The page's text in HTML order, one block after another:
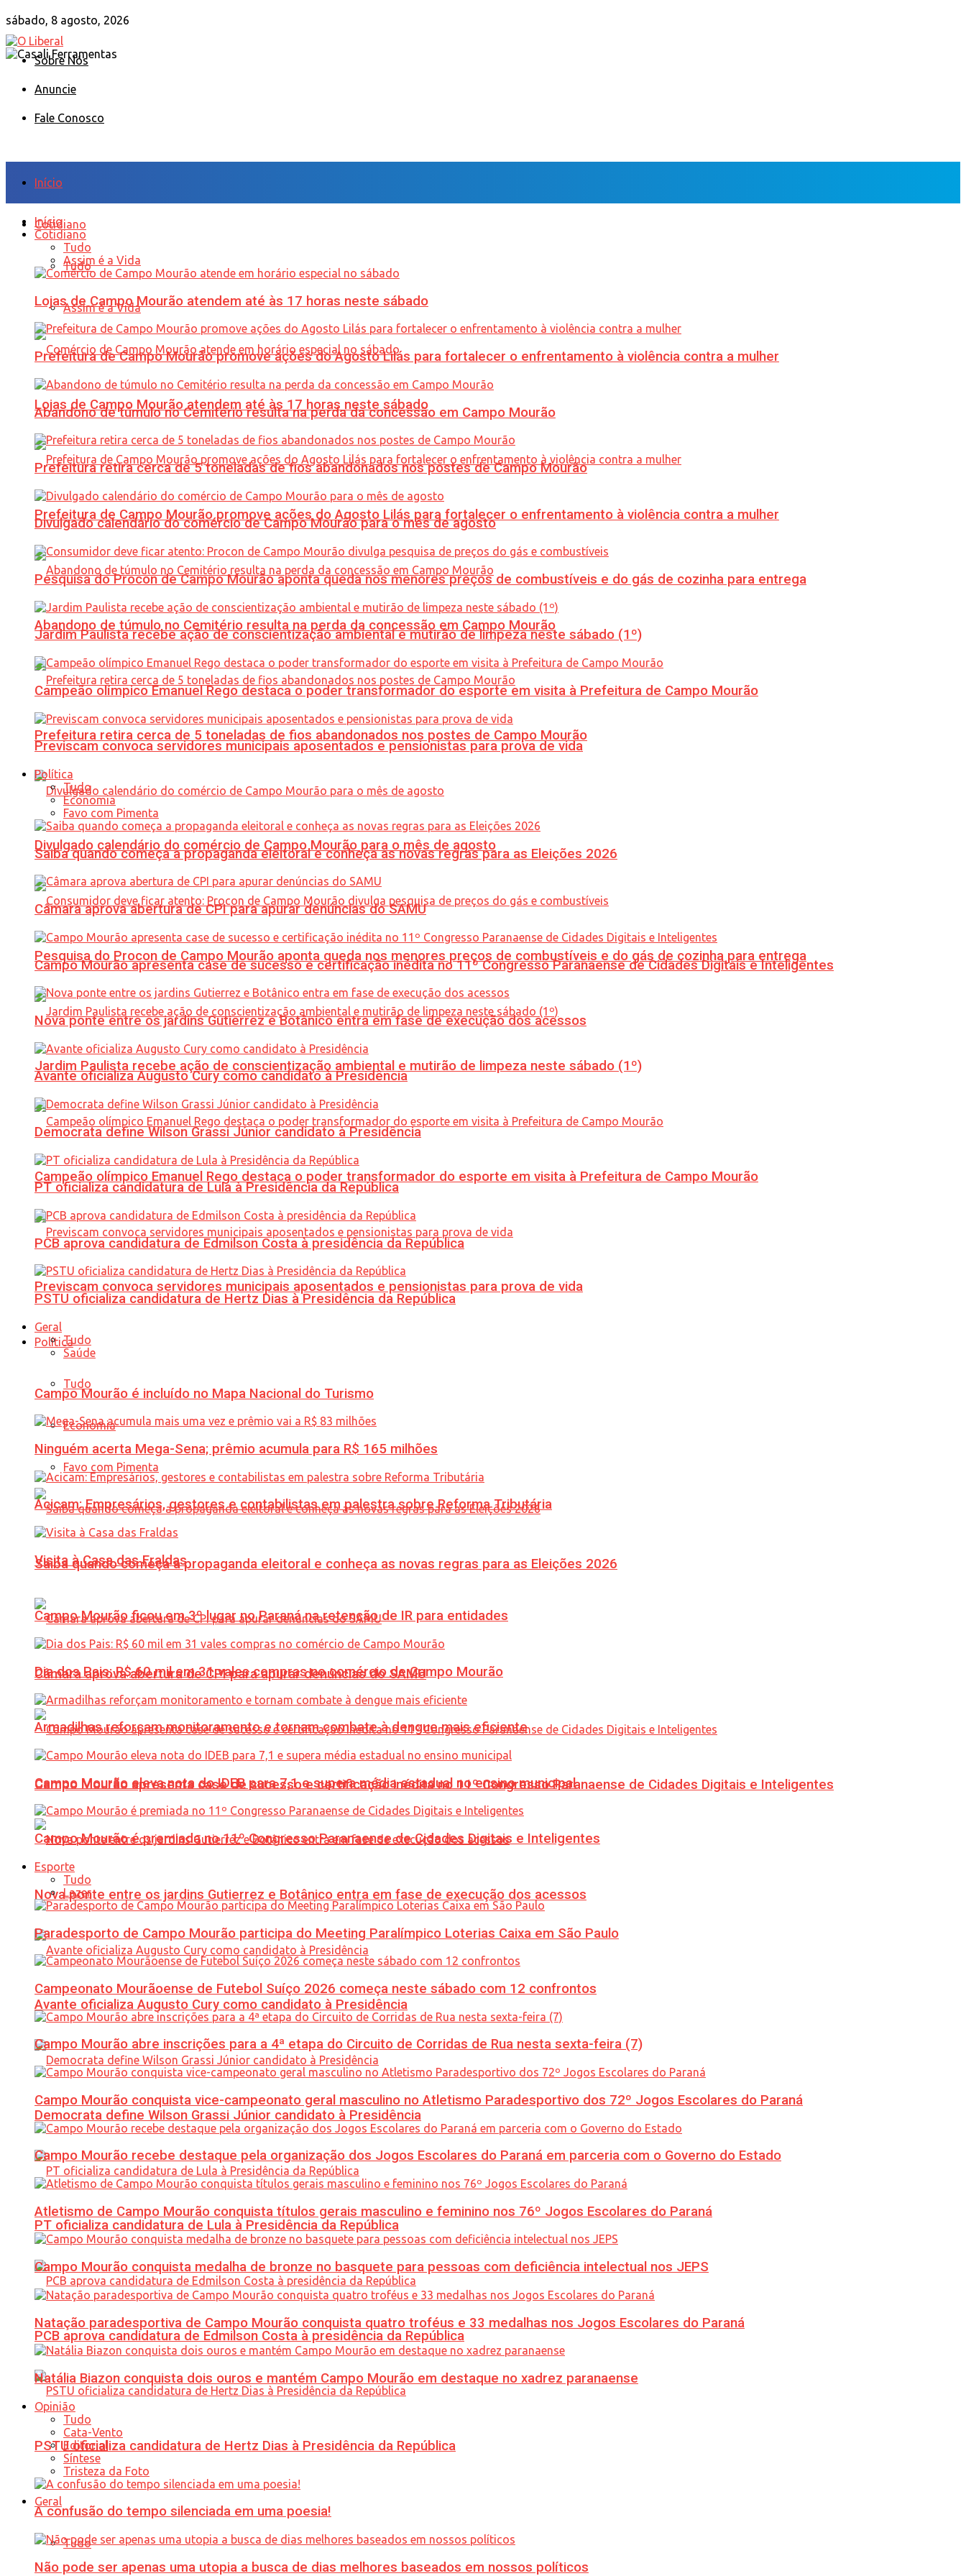
sábado, 8 agosto, 2026
Sobre Nós
Anuncie
Fale Conosco
Início
Cotidiano
Tudo
Assim é a Vida
Lojas de Campo Mourão atendem até às 17 horas neste sábado
Prefeitura de Campo Mourão promove ações do Agosto Lilás para fortalecer o enfrentamento à violência contra a mulher
Abandono de túmulo no Cemitério resulta na perda da concessão em Campo Mourão
Prefeitura retira cerca de 5 toneladas de fios abandonados nos postes de Campo Mourão
Divulgado calendário do comércio de Campo Mourão para o mês de agosto
Pesquisa do Procon de Campo Mourão aponta queda nos menores preços de combustíveis e do gás de cozinha para entrega
Jardim Paulista recebe ação de conscientização ambiental e mutirão de limpeza neste sábado (1º)
Campeão olímpico Emanuel Rego destaca o poder transformador do esporte em visita à Prefeitura de Campo Mourão
Previscam convoca servidores municipais aposentados e pensionistas para prova de vida
Política
Tudo
Economia
Favo com Pimenta
Saiba quando começa a propaganda eleitoral e conheça as novas regras para as Eleições 2026
Câmara aprova abertura de CPI para apurar denúncias do SAMU
Campo Mourão apresenta case de sucesso e certificação inédita no 11º Congresso Paranaense de Cidades Digitais e Inteligentes
Nova ponte entre os jardins Gutierrez e Botânico entra em fase de execução dos acessos
Avante oficializa Augusto Cury como candidato à Presidência
Democrata define Wilson Grassi Júnior candidato à Presidência
PT oficializa candidatura de Lula à Presidência da República
PCB aprova candidatura de Edmilson Costa à presidência da República
PSTU oficializa candidatura de Hertz Dias à Presidência da República
Geral
Tudo
Início
Cotidiano
Tudo
Assim é a Vida
Lojas de Campo Mourão atendem até às 17 horas neste sábado
Prefeitura de Campo Mourão promove ações do Agosto Lilás para fortalecer o enfrentamento à violência contra a mulher
Abandono de túmulo no Cemitério resulta na perda da concessão em Campo Mourão
Prefeitura retira cerca de 5 toneladas de fios abandonados nos postes de Campo Mourão
Divulgado calendário do comércio de Campo Mourão para o mês de agosto
Pesquisa do Procon de Campo Mourão aponta queda nos menores preços de combustíveis e do gás de cozinha para entrega
Jardim Paulista recebe ação de conscientização ambiental e mutirão de limpeza neste sábado (1º)
Campeão olímpico Emanuel Rego destaca o poder transformador do esporte em visita à Prefeitura de Campo Mourão
Previscam convoca servidores municipais aposentados e pensionistas para prova de vida
Política
Tudo
Economia
Favo com Pimenta
Saiba quando começa a propaganda eleitoral e conheça as novas regras para as Eleições 2026
Câmara aprova abertura de CPI para apurar denúncias do SAMU
Campo Mourão apresenta case de sucesso e certificação inédita no 11º Congresso Paranaense de Cidades Digitais e Inteligentes
Nova ponte entre os jardins Gutierrez e Botânico entra em fase de execução dos acessos
Avante oficializa Augusto Cury como candidato à Presidência
Democrata define Wilson Grassi Júnior candidato à Presidência
PT oficializa candidatura de Lula à Presidência da República
PCB aprova candidatura de Edmilson Costa à presidência da República
PSTU oficializa candidatura de Hertz Dias à Presidência da República
Geral
Tudo
Saúde
Campo Mourão é incluído no Mapa Nacional do Turismo
Ninguém acerta Mega-Sena; prêmio acumula para R$ 165 milhões
Acicam: Empresários, gestores e contabilistas em palestra sobre Reforma Tributária
Visita à Casa das Fraldas
Campo Mourão ficou em 3º lugar no Paraná na retenção de IR para entidades
Dia dos Pais: R$ 60 mil em 31 vales compras no comércio de Campo Mourão
Armadilhas reforçam monitoramento e tornam combate à dengue mais eficiente
Campo Mourão eleva nota do IDEB para 7,1 e supera média estadual no ensino municipal
Campo Mourão é premiada no 11º Congresso Paranaense de Cidades Digitais e Inteligentes
Esporte
Tudo
Lazer
Paradesporto de Campo Mourão participa do Meeting Paralímpico Loterias Caixa em São Paulo
Campeonato Mourãoense de Futebol Suíço 2026 começa neste sábado com 12 confrontos
Campo Mourão abre inscrições para a 4ª etapa do Circuito de Corridas de Rua nesta sexta-feira (7)
Campo Mourão conquista vice-campeonato geral masculino no Atletismo Paradesportivo dos 72º Jogos Escolares do Paraná
Campo Mourão recebe destaque pela organização dos Jogos Escolares do Paraná em parceria com o Governo do Estado
Atletismo de Campo Mourão conquista títulos gerais masculino e feminino nos 76º Jogos Escolares do Paraná
Campo Mourão conquista medalha de bronze no basquete para pessoas com deficiência intelectual nos JEPS
Natação paradesportiva de Campo Mourão conquista quatro troféus e 33 medalhas nos Jogos Escolares do Paraná
Natália Biazon conquista dois ouros e mantém Campo Mourão em destaque no xadrez paranaense
Opinião
Tudo
Cata-Vento
Editorial
Síntese
Tristeza da Foto
A confusão do tempo silenciada em uma poesia!
Não pode ser apenas uma utopia a busca de dias melhores baseados em nossos políticos